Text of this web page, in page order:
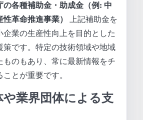
の各種補助金・助成金（例: 中
革命推進事業）
上記補助金を
企業の生産性向上を目的とした
策です。特定の技術領域や地域
ものもあり、常に最新情報をチ
ことが重要です。
業界団体による支